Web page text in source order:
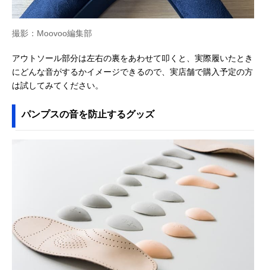
撮影：Moovoo編集部
アウトソール部分は左右の裏をあわせて叩くと、実際履いたとき
にどんな音がするかイメージできるので、実店舗で購入予定の方
は試してみてください。
パンプスの音を防止するグッズ